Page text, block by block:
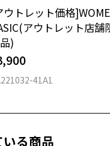
に、定期的な視
して、
ただくと、実店舗で
セットレンズ）へ無
だけます（無料）。
ウトレット価格
アウトレット店舗
)
41A1
る商品